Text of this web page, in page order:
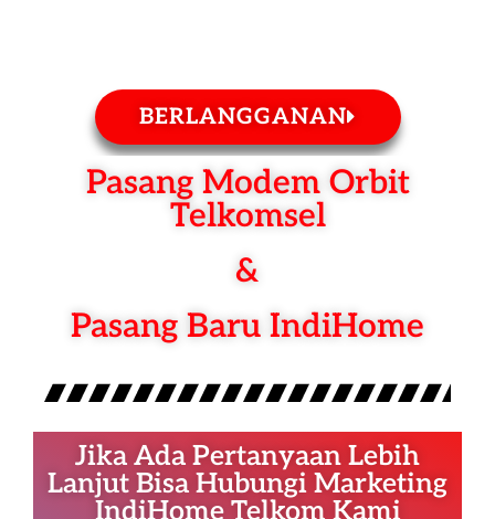
BERLANGGANAN
Pasang Modem Orbit
Telkomsel
&
Pasang Baru IndiHome
Jika Ada Pertanyaan Lebih
Lanjut Bisa Hubungi Marketing
IndiHome Telkom Kami